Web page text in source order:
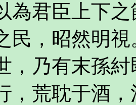
為君臣上下
民，昭然明
，乃有末孫
，荒耽于酒